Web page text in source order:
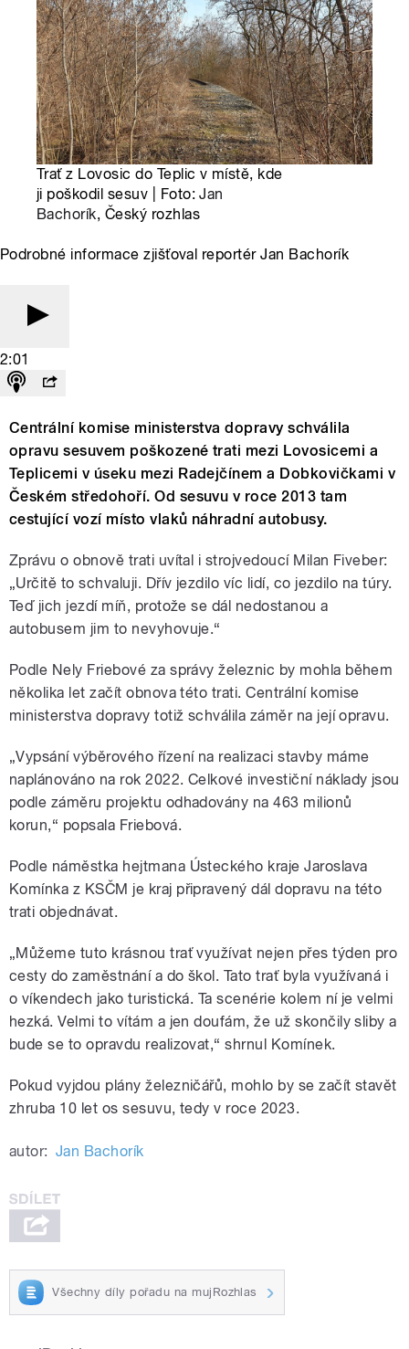
Trať z Lovosic do Teplic v místě, kde
ji poškodil sesuv | Foto:Jan
Bachorík, Český rozhlas
Podrobné informace zjišťoval reportér Jan Bachorík
2:01
Centrální komise ministerstva dopravy schválila
opravu sesuvem poškozené trati mezi Lovosicemi a
Teplicemi v úseku mezi Radejčínem a Dobkovičkami v
Českém středohoří. Od sesuvu v roce 2013 tam
cestující vozí místo vlaků náhradní autobusy.
Zprávu o obnově trati uvítal i strojvedoucí Milan Fiveber:
„Určitě to schvaluji. Dřív jezdilo víc lidí, co jezdilo na túry.
Teď jich jezdí míň, protože se dál nedostanou a
autobusem jim to nevyhovuje.“
Podle Nely Friebové za správy železnic by mohla během
několika let začít obnova této trati. Centrální komise
ministerstva dopravy totiž schválila záměr na její opravu.
„Vypsání výběrového řízení na realizaci stavby máme
naplánováno na rok 2022. Celkové investiční náklady jsou
podle záměru projektu odhadovány na 463 milionů
korun,“ popsala Friebová.
Podle náměstka hejtmana Ústeckého kraje Jaroslava
Komínka z KSČM je kraj připravený dál dopravu na této
trati objednávat.
„Můžeme tuto krásnou trať využívat nejen přes týden pro
cesty do zaměstnání a do škol. Tato trať byla využívaná i
o víkendech jako turistická. Ta scenérie kolem ní je velmi
hezká. Velmi to vítám a jen doufám, že už skončily sliby a
bude se to opravdu realizovat,“ shrnul Komínek.
Pokud vyjdou plány železničářů, mohlo by se začít stavět
zhruba 10 let os sesuvu, tedy v roce 2023.
autor: Jan Bachorík
Všechny díly pořadu na mujRozhlas